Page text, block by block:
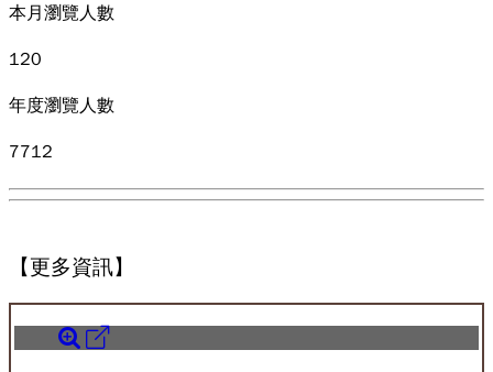
本月瀏覽人數
120
年度瀏覽人數
7712
【更多資訊】